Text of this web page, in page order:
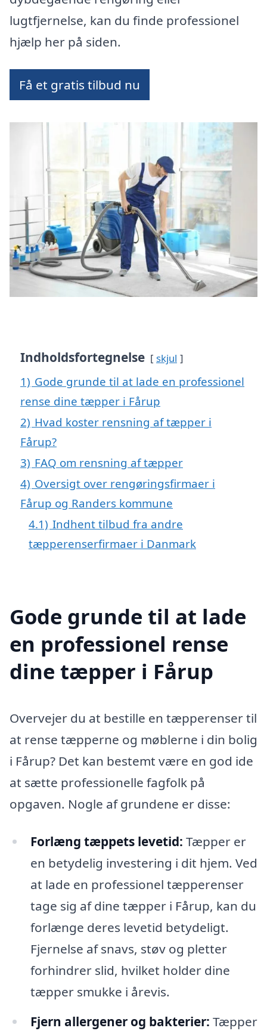
lugtfjernelse, kan du finde professionel
hjælp her på siden.
Få et gratis tilbud nu
Indholdsfortegnelse skjul
1) Gode grunde til at lade en professionel
rense dine tæpper i Fårup
2) Hvad koster rensning af tæpper i
Fårup?
3) FAQ om rensning af tæpper
4) Oversigt over rengøringsfirmaer i
Fårup og Randers kommune
4.1) Indhent tilbud fra andre
tæpperenserfirmaer i Danmark
Gode grunde til at lade
en professionel rense
dine tæpper i Fårup
Overvejer du at bestille en tæpperenser til
at rense tæpperne og møblerne i din bolig
i Fårup? Det kan bestemt være en god ide
at sætte professionelle fagfolk på
opgaven. Nogle af grundene er disse:
Forlæng tæppets levetid: Tæpper er
en betydelig investering i dit hjem. Ved
at lade en professionel tæpperenser
tage sig af dine tæpper i Fårup, kan du
forlænge deres levetid betydeligt.
Fjernelse af snavs, støv og pletter
forhindrer slid, hvilket holder dine
tæpper smukke i årevis.
Fjern allergener og bakterier: Tæpper